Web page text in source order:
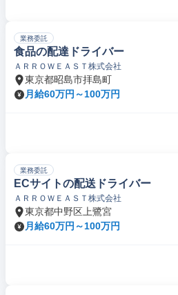
業務委託
食品の配達ドライバー
ＡＲＲＯＷＥＡＳＴ株式会社
東京都昭島市拝島町
月給60万円～100万円
業務委託
ECサイトの配送ドライバー
ＡＲＲＯＷＥＡＳＴ株式会社
東京都中野区上鷺宮
月給60万円～100万円